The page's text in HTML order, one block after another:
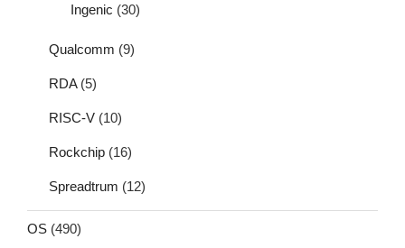
Ingenic (30)
Qualcomm (9)
RDA(5)
RISC-V (10)
Rockchip (16)
Spreadtrum (12)
OS (490)